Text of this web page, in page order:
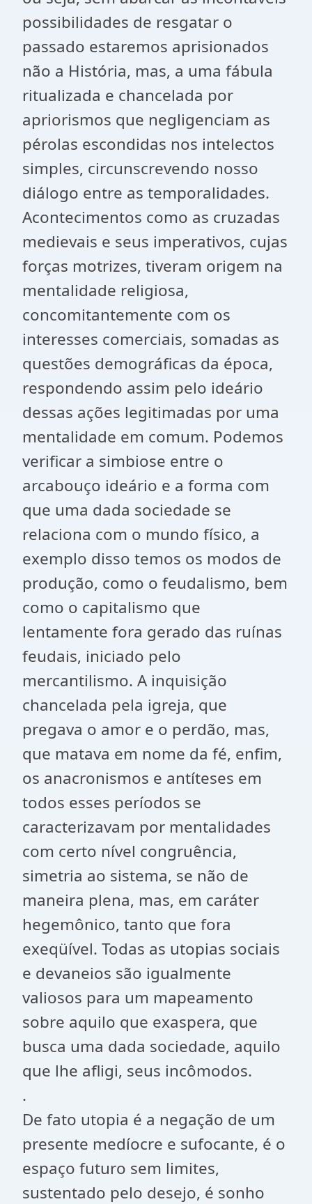
possibilidades de resgatar o
passado estaremos aprisionados
não a História, mas, a uma fábula
ritualizada e chancelada por
apriorismos que negligenciam as
pérolas escondidas nos intelectos
simples, circunscrevendo nosso
diálogo entre as temporalidades.
Acontecimentos como as cruzadas
medievais e seus imperativos, cujas
forças motrizes, tiveram origem na
mentalidade religiosa,
concomitantemente com os
interesses comerciais, somadas as
questões demográficas da época,
respondendo assim pelo ideário
dessas ações legitimadas por uma
mentalidade em comum. Podemos
verificar a simbiose entre o
arcabouço ideário e a forma com
que uma dada sociedade se
relaciona com o mundo físico, a
exemplo disso temos os modos de
produção, como o feudalismo, bem
como o capitalismo que
lentamente fora gerado das ruínas
feudais, iniciado pelo
mercantilismo. A inquisição
chancelada pela igreja, que
pregava o amor e o perdão, mas,
que matava em nome da fé, enfim,
os anacronismos e antíteses em
todos esses períodos se
caracterizavam por mentalidades
com certo nível congruência,
simetria ao sistema, se não de
maneira plena, mas, em caráter
hegemônico, tanto que fora
exeqüível. Todas as utopias sociais
e devaneios são igualmente
valiosos para um mapeamento
sobre aquilo que exaspera, que
busca uma dada sociedade, aquilo
que lhe afligi, seus incômodos.
.
De fato utopia é a negação de um
presente medíocre e sufocante, é o
espaço futuro sem limites,
sustentado pelo desejo, é sonho